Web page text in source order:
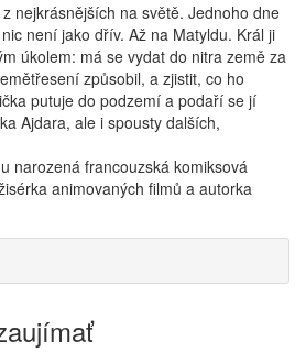
nejkrásnějších na světě. Jednoho dne
není jako dřív. Až na Matyldu. Král ji
úkolem: má se vydat do nitra země za
způsobil, a zjistit, co ho
putuje do podzemí a podaří se jí
Ajdara, ale i spousty dalších,
narozená francouzská komiksová
animovaných filmů a autorka